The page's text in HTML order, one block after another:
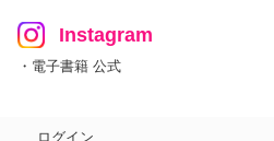
Instagram
・電子書籍 公式
ログイン